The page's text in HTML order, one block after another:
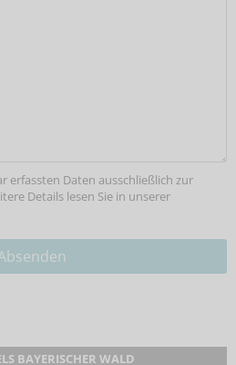
erfassten Daten ausschließlich zur
Details lesen Sie in unserer
BAYERISCHER WALD